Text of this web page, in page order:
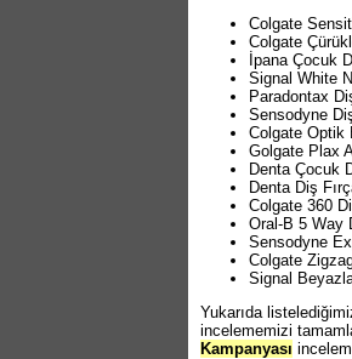
Colgate
Colgate
İpana Çocuk
Signal White
Paradontax
Sensodyne
Colgate Optik
Golgate Plax
Denta Çocuk
Denta Diş
Colgate 360
Oral-B 5 Way
Sensodyne
Colgate
Signal
Yukarıda
incelememizi
Kampanyası